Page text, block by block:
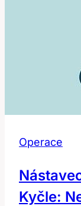
Operace
Kyčle: